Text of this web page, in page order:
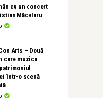
cu un concert
Măcelaru
Arts – Două
care muzica
într-o scenă